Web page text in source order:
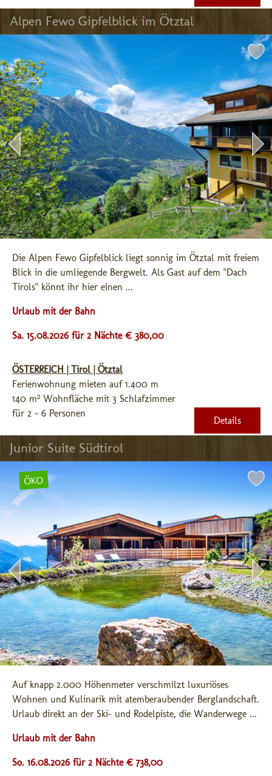
Alpen Fewo Gipfelblick im Ötztal
Die Alpen Fewo Gipfelblick liegt sonnig im Ötztal mit freiem
Blick in die umliegende Bergwelt. Als Gast auf dem "Dach
Tirols" könnt ihr hier einen ...
Urlaub mit der Bahn
Sa. 15.08.2026 für 2 Nächte € 380,00
ÖSTERREICH | Tirol | Ötztal
Ferienwohnung mieten auf 1.400 m
140 m² Wohnfläche mit 3 Schlafzimmer
für 2 - 6 Personen
Details
Junior Suite Südtirol
ÖKO
Auf knapp 2.000 Höhenmeter verschmilzt luxuriöses
Wohnen und Kulinarik mit atemberaubender Berglandschaft.
Urlaub direkt an der Ski- und Rodelpiste, die Wanderwege ...
Urlaub mit der Bahn
So. 16.08.2026 für 2 Nächte € 738,00